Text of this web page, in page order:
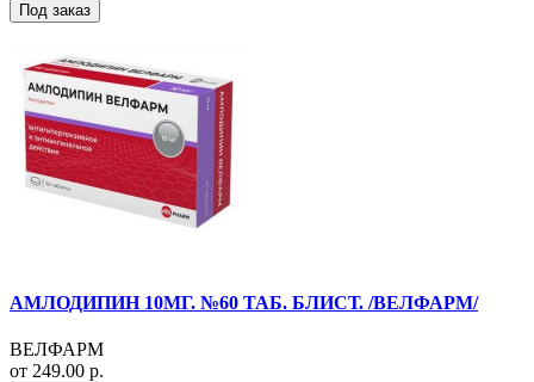
Под заказ
АМЛОДИПИН 10МГ. №60 ТАБ. БЛИСТ. /ВЕЛФАРМ/
ВЕЛФАРМ
от 249.00 р.